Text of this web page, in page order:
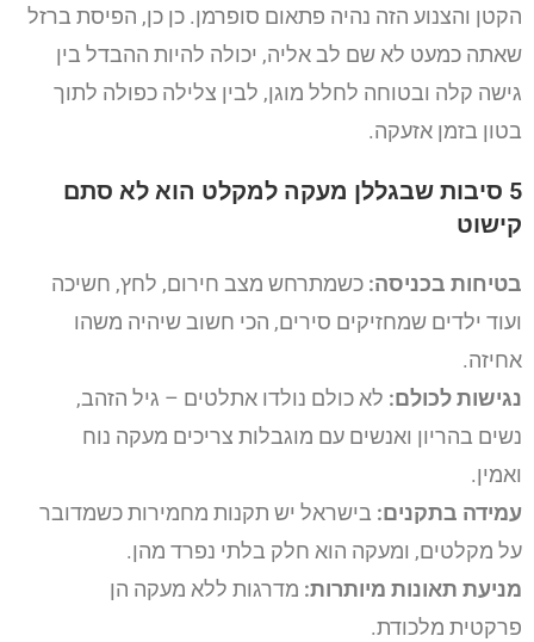
הקטן והצנוע הזה נהיה פתאום סופרמן. כן כן, הפיסת ברזל
שאתה כמעט לא שם לב אליה, יכולה להיות ההבדל בין
גישה קלה ובטוחה לחלל מוגן, לבין צלילה כפולה לתוך
בטון בזמן אזעקה.
5 סיבות שבגללן מעקה למקלט הוא לא סתם
קישוט
בטיחות בכניסה: כשמתרחש מצב חירום, לחץ, חשיכה
ועוד ילדים שמחזיקים סירים, הכי חשוב שיהיה משהו
אחיזה.
נגישות לכולם: לא כולם נולדו אתלטים – גיל הזהב,
נשים בהריון ואנשים עם מוגבלות צריכים מעקה נוח
ואמין.
עמידה בתקנים: בישראל יש תקנות מחמירות כשמדובר
על מקלטים, ומעקה הוא חלק בלתי נפרד מהן.
מניעת תאונות מיותרות: מדרגות ללא מעקה הן
פרקטית מלכודת.